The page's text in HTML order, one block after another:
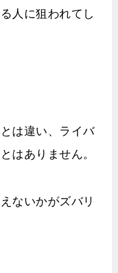
人に狙われてし
は違い、ライバ
はありません。
ないかがズバリ